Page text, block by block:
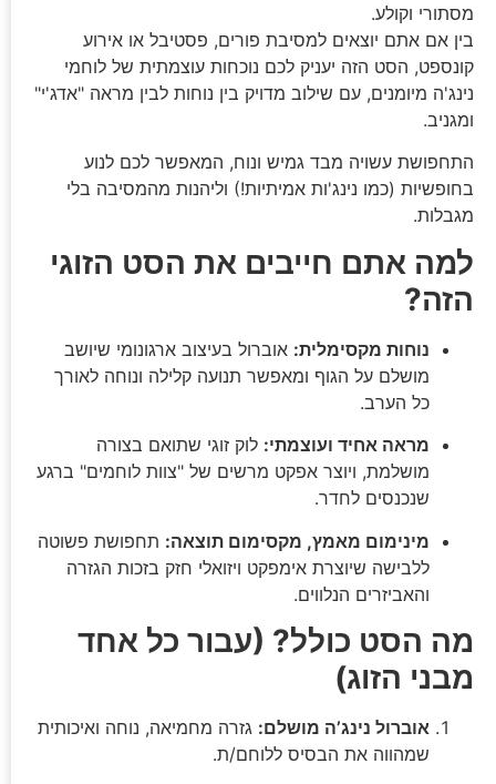
מסתורי וקולע.
בין אם אתם יוצאים למסיבת פורים, פסטיבל או אירוע
קונספט, הסט הזה יעניק לכם נוכחות עוצמתית של לוחמי
נינג'ה מיומנים, עם שילוב מדויק בין נוחות לבין מראה "אדג'י"
ומגניב.
התחפושת עשויה מבד גמיש ונוח, המאפשר לכם לנוע
בחופשיות (כמו נינג'ות אמיתיות!) וליהנות מהמסיבה בלי
מגבלות.
למה אתם חייבים את הסט הזוגי
הזה?
נוחות מקסימלית: אוברול בעיצוב ארגונומי שיושב
מושלם על הגוף ומאפשר תנועה קלילה ונוחה לאורך
כל הערב.
מראה אחיד ועוצמתי: לוק זוגי שתואם בצורה
מושלמת, ויוצר אפקט מרשים של "צוות לוחמים" ברגע
שנכנסים לחדר.
מינימום מאמץ, מקסימום תוצאה: תחפושת פשוטה
ללבישה שיוצרת אימפקט ויזואלי חזק בזכות הגזרה
והאביזרים הנלווים.
מה הסט כולל? (עבור כל אחד
מבני הזוג)
אוברול נינג’ה מושלם: גזרה מחמיאה, נוחה ואיכותית
שמהווה את הבסיס ללוחם/ת.